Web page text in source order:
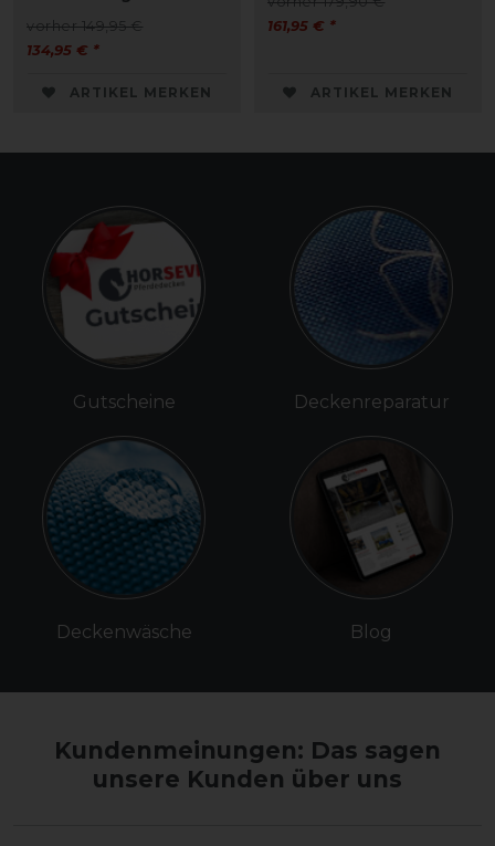
vorher 149,95 €
134,95 € *
ARTIKEL MERKEN
161,95 € *
ARTIKEL MERKEN
Gutscheine
Deckenwäsche
Deckenreparatur
Blog
Kundenmeinungen: Das sagen
unsere Kunden über uns